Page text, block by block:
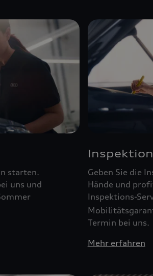
starten.
uns und
Inspektion
Geben Sie die
Hände und
Inspektions-
Termin bei uns.
Mehr erfahren